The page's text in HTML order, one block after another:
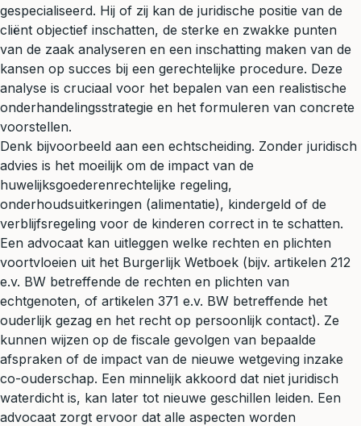
gespecialiseerd. Hij of zij kan de juridische positie van de
cliënt objectief inschatten, de sterke en zwakke punten
van de zaak analyseren en een inschatting maken van de
kansen op succes bij een gerechtelijke procedure. Deze
analyse is cruciaal voor het bepalen van een realistische
onderhandelingsstrategie en het formuleren van concrete
voorstellen.
Denk bijvoorbeeld aan een echtscheiding. Zonder juridisch
advies is het moeilijk om de impact van de
huwelijksgoederenrechtelijke regeling,
onderhoudsuitkeringen (alimentatie), kindergeld of de
verblijfsregeling voor de kinderen correct in te schatten.
Een advocaat kan uitleggen welke rechten en plichten
voortvloeien uit het Burgerlijk Wetboek (bijv. artikelen 212
e.v. BW betreffende de rechten en plichten van
echtgenoten, of artikelen 371 e.v. BW betreffende het
ouderlijk gezag en het recht op persoonlijk contact). Ze
kunnen wijzen op de fiscale gevolgen van bepaalde
afspraken of de impact van de nieuwe wetgeving inzake
co-ouderschap. Een minnelijk akkoord dat niet juridisch
waterdicht is, kan later tot nieuwe geschillen leiden. Een
advocaat zorgt ervoor dat alle aspecten worden